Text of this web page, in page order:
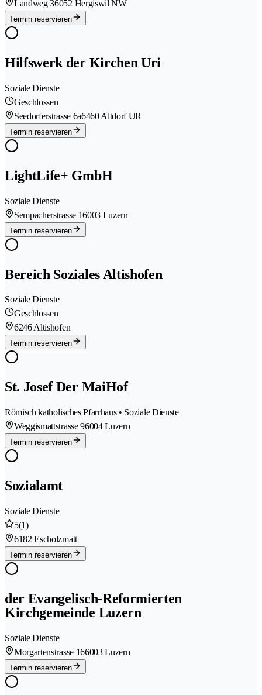
Landweg 36052 Hergiswil NW
Termin reservieren
Hilfswerk der Kirchen Uri
Soziale Dienste
Geschlossen
Seedorferstrasse 6a6460 Altdorf UR
Termin reservieren
LightLife+ GmbH
Soziale Dienste
Sempacherstrasse 16003 Luzern
Termin reservieren
Bereich Soziales Altishofen
Soziale Dienste
Geschlossen
6246 Altishofen
Termin reservieren
St. Josef Der MaiHof
Römisch katholisches Pfarrhaus • Soziale Dienste
Weggismattstrasse 96004 Luzern
Termin reservieren
Sozialamt
Soziale Dienste
5(1)
6182 Escholzmatt
Termin reservieren
der Evangelisch-Reformierten
Kirchgemeinde Luzern
Soziale Dienste
Morgartenstrasse 166003 Luzern
Termin reservieren